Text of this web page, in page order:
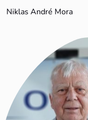
Niklas André Mora